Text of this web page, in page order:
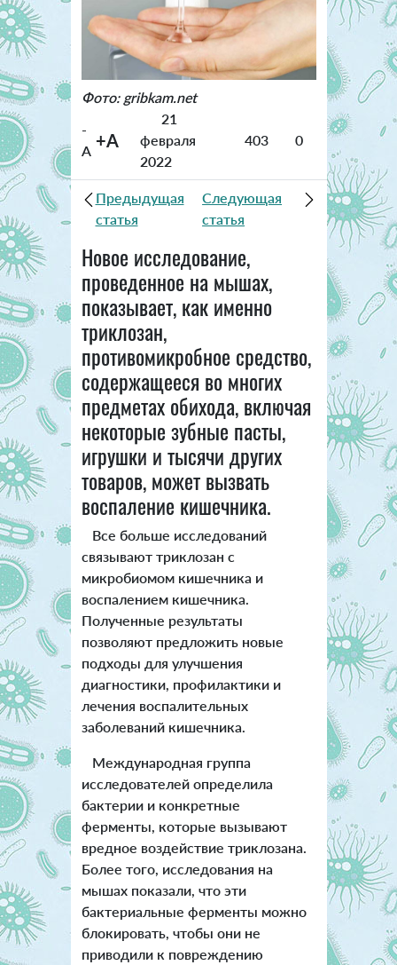
Фото: gribkam.net
-
A +A
21
февраля
2022
403 0
Предыдущая
статья
Следующая
статья
Новое исследование,
проведенное на мышах,
показывает, как именно
триклозан,
противомикробное средство,
содержащееся во многих
предметах обихода, включая
некоторые зубные пасты,
игрушки и тысячи других
товаров, может вызвать
воспаление кишечника.
Все больше исследований
связывают триклозан с
микробиомом кишечника и
воспалением кишечника.
Полученные результаты
позволяют предложить новые
подходы для улучшения
диагностики, профилактики и
лечения воспалительных
заболеваний кишечника.
Международная группа
исследователей определила
бактерии и конкретные
ферменты, которые вызывают
вредное воздействие триклозана.
Более того, исследования на
мышах показали, что эти
бактериальные ферменты можно
блокировать, чтобы они не
приводили к повреждению